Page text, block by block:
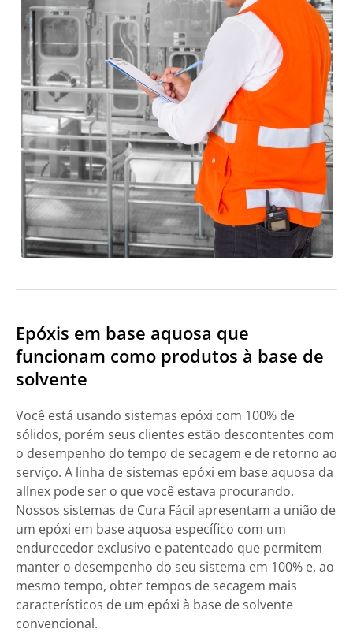
Epóxis em base aquosa que
funcionam como produtos à base de
solvente
Você está usando sistemas epóxi com 100% de
sólidos, porém seus clientes estão descontentes com
o desempenho do tempo de secagem e de retorno ao
serviço. A linha de sistemas epóxi em base aquosa da
allnex pode ser o que você estava procurando.
Nossos sistemas de Cura Fácil apresentam a união de
um epóxi em base aquosa específico com um
endurecedor exclusivo e patenteado que permitem
manter o desempenho do seu sistema em 100% e, ao
mesmo tempo, obter tempos de secagem mais
característicos de um epóxi à base de solvente
convencional.